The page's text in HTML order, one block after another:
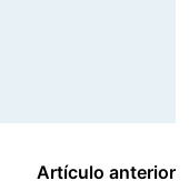
Artículo anterior